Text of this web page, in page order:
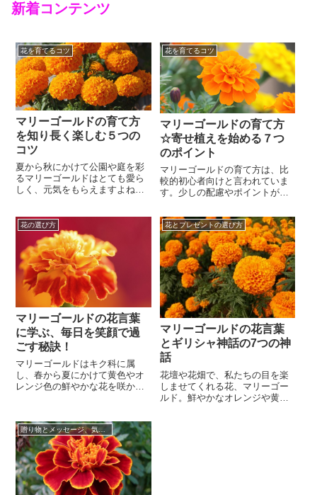
新着コンテンツ
花を育てるコツ
マリーゴールドの育て方
を知り長く楽しむ５つの
コツ
夏から秋にかけて公園や庭を彩
るマリーゴールドはとても愛ら
しく、元気をもらえますよね。
にもチャレンジしやすいおすす
めの花です。オレンジや赤、黄
色が主流の色ですが白やクリー
ム色もあり、春に種を播いたり
苗を植えたりすれば夏から秋に
花が咲き、冬には枯れる1年草で
す。寒さに...
花を育てるコツ
マリーゴールドの育て方
☆寄せ植えを始める７つ
のポイント
マリーゴールドの育て方は、比
較的初心者向けと言われていま
す。少しの配慮やポイントがあ
たい人々には、最初の一歩とし
て、丁度良い花でもあります。
マリーゴールドは花屋さんや、
フラワーアレンジメントでも人
気が高い花で、華やかで元気な
印象が、見ているだけでパワー
を与えてくれますよね。自宅で
無事に花を咲...
花の選び方
マリーゴールドの花言葉
に学ぶ、毎日を笑顔で過
ごす秘訣！
マリーゴールドはキク科に属
し、春から夏にかけて黄色やオ
レンジ色の鮮やかな花を咲かせ
原産地はメキシコで、大きく分
類すると丈の長い大ぶりのアフ
リカ系と、丈の短い小ぶりのフ
レンチ系に分けることができま
す。マリーゴールドという花の
名前は「聖母マリアの黄金の
花」という意味で...
花とプレゼントの選び方
マリーゴールドの花言葉
とギリシャ神話の7つの神
話
花壇や花畑で、私たちの目を楽
しませてくれる花、マリーゴー
ルド。鮮やかなオレンジや黄色
贈り物とメッセージ、気持ちの伝え方☆